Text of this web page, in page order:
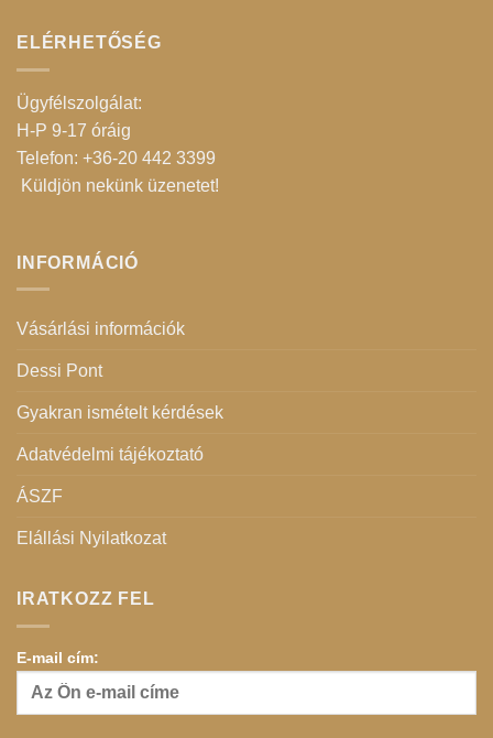
ELÉRHETŐSÉG
Ügyfélszolgálat:
H-P 9-17 óráig
Telefon: +36-20 442 3399
Küldjön nekünk üzenetet!
INFORMÁCIÓ
Vásárlási információk
Dessi Pont
Gyakran ismételt kérdések
Adatvédelmi tájékoztató
ÁSZF
Elállási Nyilatkozat
IRATKOZZ FEL
E-mail cím: